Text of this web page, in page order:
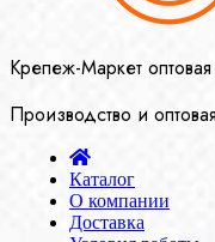
Крепеж-Маркет
Производство и
Каталог
О компании
Доставка